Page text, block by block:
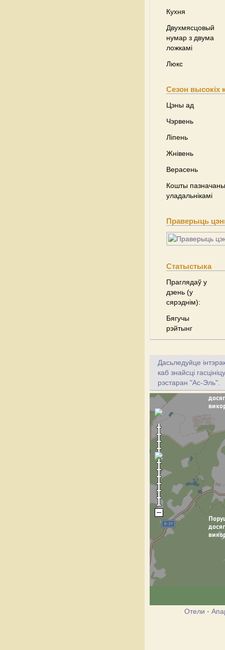
Кухня
Двухмясцовый
нумар з двума
ложкамі
Люкс
Сезон высокіх
Цэны ад
Чэрвень
Ліпень
Жнівень
Верасень
Кошты
уладальнікамі
Праверыць
Статыстыка
Праглядаў у
дзень (у
сярэднім):
Бягучы
рэйтынг
Дасьледуйце
каб знайсці
рэстаран "Ас-Эль".
Отели ·